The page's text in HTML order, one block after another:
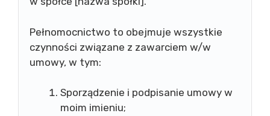
Pełnomocnictwo to obejmuje wszystkie
czynności związane z zawarciem w/w
umowy, w tym:
Sporządzenie i podpisanie umowy w
moim imieniu;